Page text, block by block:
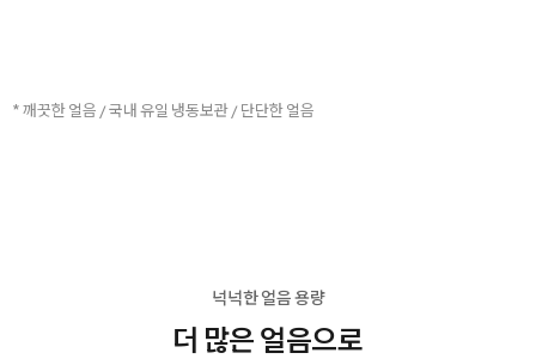
* 깨끗한 얼음 / 국내 유일 냉동보관 / 단단한 얼음
넉넉한 얼음 용량
더 많은 얼음으로